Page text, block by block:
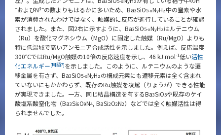
−およびN3−の数よりもはるかに多いため、Ba3SiO5-xNyHz中の窒素や水
素が消費されたわけではなく、触媒的に反応が進行していることが確認
されました。また、図2右に示すように、Ba3SiO5-xNyHzはルテニウム
（Ru）を酸化マグネシウム（MgO）に固定した触媒（Ru/MgO）よりも
特に低温域で高いアンモニア合成活性を示しました。例えば、反応温度
300℃ではRu/MgO触媒の10倍の反応速度を示し、46 kJ mol-1低い活性
化エネルギー[用語7]を示しました。このように、ルテニウムのような遷
移金属を有さず、Ba3SiO5-xNyHzの構成元素にも遷移元素は全く含まれ
ていないにもかかわらず、既存のRu触媒を凌駕（りょうが）できる性能
が実現できました。一方、同じ結晶構造を有するBa3SiO5や既存のケイ
酸塩系酸窒化物（Ba3Si6O9N4, BaSi2O2N2）などでは全く触媒活性は得
られませんでした。